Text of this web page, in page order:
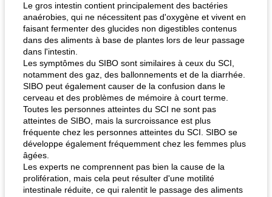
pois chiches rôtis aux épices
Le gros intestin contient principalement des bactéries
anaérobies, qui ne nécessitent pas d'oxygène et vivent en
faisant fermenter des glucides non digestibles contenus
dans des aliments à base de plantes lors de leur passage
dans l'intestin.
Les symptômes du SIBO sont similaires à ceux du SCI,
notamment des gaz, des ballonnements et de la diarrhée.
SIBO peut également causer de la confusion dans le
cerveau et des problèmes de mémoire à court terme.
Toutes les personnes atteintes du SCI ne sont pas
atteintes de SIBO, mais la surcroissance est plus
fréquente chez les personnes atteintes du SCI. SIBO se
développe également fréquemment chez les femmes plus
âgées.
Les experts ne comprennent pas bien la cause de la
prolifération, mais cela peut résulter d'une motilité
intestinale réduite, ce qui ralentit le passage des aliments